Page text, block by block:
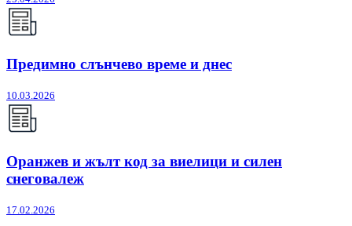
Предимно слънчево време и днес
10.03.2026
Оранжев и жълт код за виелици и силен
снеговалеж
17.02.2026